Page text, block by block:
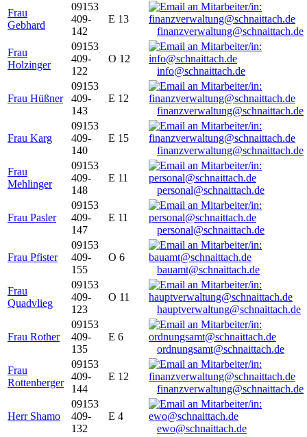
Frau
Gebhard
09153
409-
142
E 13
finanzverwaltung@schnaittach.de
Frau
Holzinger
09153
409-
122
O 12
info@schnaittach.de
Frau Hüßner
09153
409-
143
E 12
finanzverwaltung@schnaittach.de
Frau Karg
09153
409-
140
E 15
finanzverwaltung@schnaittach.de
Frau
Mehlinger
09153
409-
148
E 11
personal@schnaittach.de
Frau Pasler
09153
409-
147
E 11
personal@schnaittach.de
Frau Pfister
09153
409-
155
O 6
bauamt@schnaittach.de
Frau
Quadvlieg
09153
409-
123
O 11
hauptverwaltung@schnaittach.de
Frau Rother
09153
409-
135
E 6
ordnungsamt@schnaittach.de
Frau
Rottenberger
09153
409-
144
E 12
finanzverwaltung@schnaittach.de
Herr Shamo
09153
409-
132
E 4
ewo@schnaittach.de